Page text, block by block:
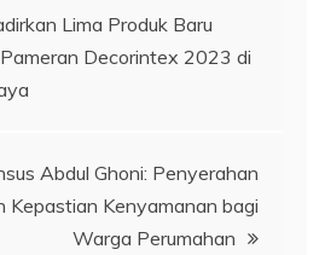
Lima Produk Baru
Decorintex 2023 di
Abdul Ghoni: Penyerahan
Kepastian Kenyamanan bagi
Warga Perumahan